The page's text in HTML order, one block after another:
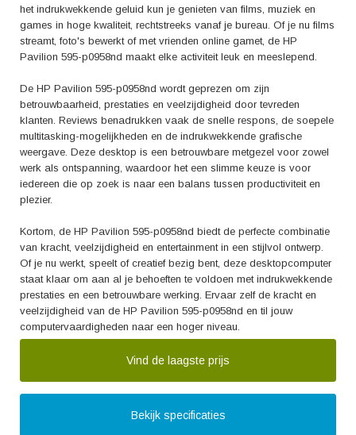
het indrukwekkende geluid kun je genieten van films, muziek en
games in hoge kwaliteit, rechtstreeks vanaf je bureau. Of je nu films
streamt, foto's bewerkt of met vrienden online gamet, de HP
Pavilion 595-p0958nd maakt elke activiteit leuk en meeslepend.
De HP Pavilion 595-p0958nd wordt geprezen om zijn
betrouwbaarheid, prestaties en veelzijdigheid door tevreden
klanten. Reviews benadrukken vaak de snelle respons, de soepele
multitasking-mogelijkheden en de indrukwekkende grafische
weergave. Deze desktop is een betrouwbare metgezel voor zowel
werk als ontspanning, waardoor het een slimme keuze is voor
iedereen die op zoek is naar een balans tussen productiviteit en
plezier.
Kortom, de HP Pavilion 595-p0958nd biedt de perfecte combinatie
van kracht, veelzijdigheid en entertainment in een stijlvol ontwerp.
Of je nu werkt, speelt of creatief bezig bent, deze desktopcomputer
staat klaar om aan al je behoeften te voldoen met indrukwekkende
prestaties en een betrouwbare werking. Ervaar zelf de kracht en
veelzijdigheid van de HP Pavilion 595-p0958nd en til jouw
computervaardigheden naar een hoger niveau.
Vind de laagste prijs
Bekijk specificaties